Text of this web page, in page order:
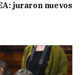
juraron nuevos